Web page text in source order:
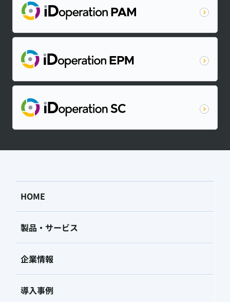
HOME
製品・サービス
企業情報
導入事例